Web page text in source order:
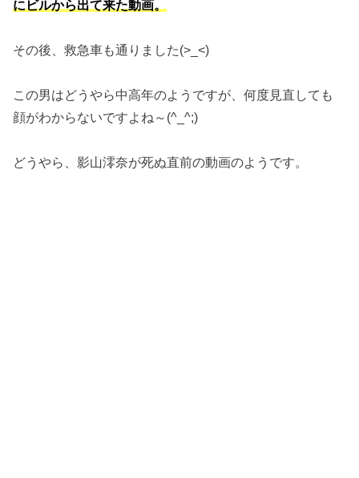
にビルから出て来た動画。
その後、救急車も通りました(>_<)
この男はどうやら中高年のようですが、何度見直しても
顔がわからないですよね～(^_^;)
どうやら、影山澪奈が死ぬ直前の動画のようです。